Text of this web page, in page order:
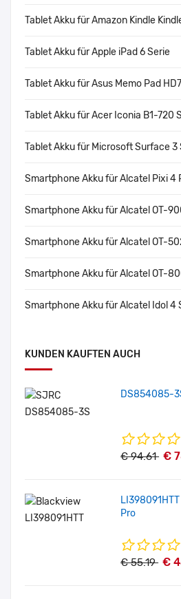
Tablet Akku für Amazon Kindle
Tablet Akku für Apple iPad 6 Serie
Tablet Akku für Asus Memo Pad
Tablet Akku für Acer Iconia B1-720
Tablet Akku für Microsoft Surface 3
Smartphone Akku für Alcatel Pixi 4
Smartphone Akku für Alcatel OT-
Smartphone Akku für Alcatel OT-
Smartphone Akku für Alcatel OT-
Smartphone Akku für Alcatel Idol 4
KUNDEN KAUFTEN AUCH
DS854085-
€ 94.61 €
Pro
€ 55.19 €